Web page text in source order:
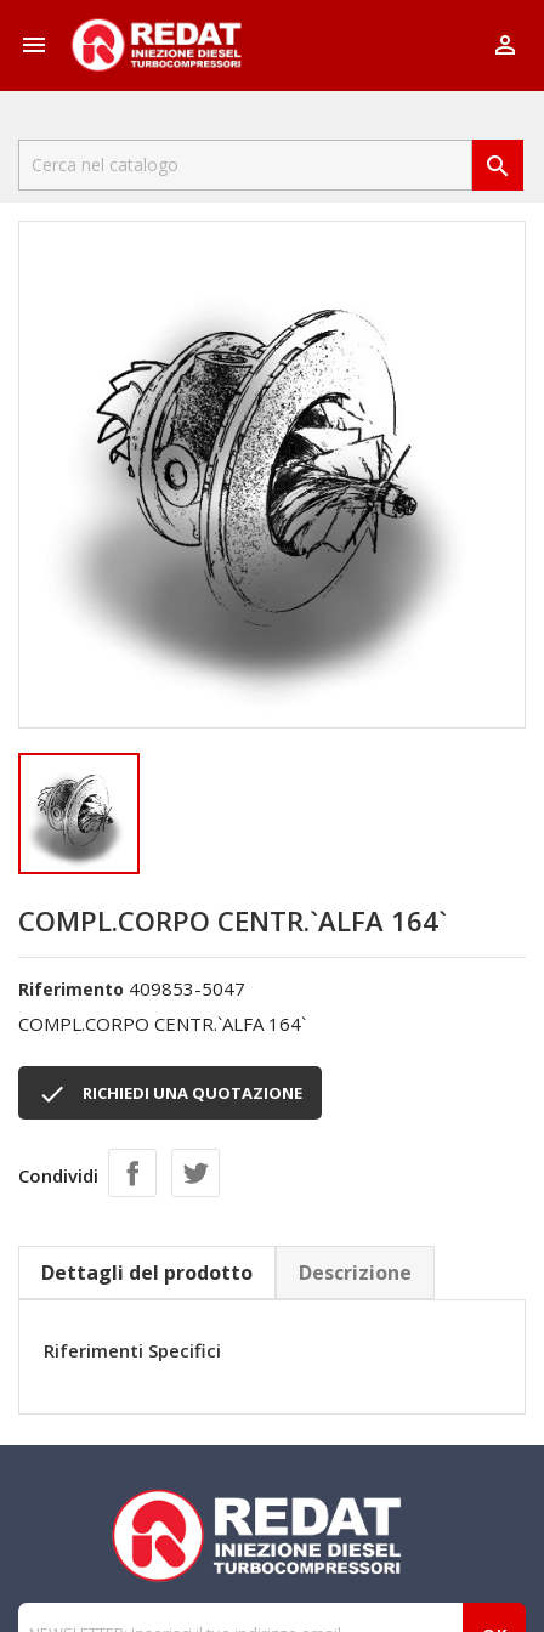
 

COMPL.CORPO CENTR.`ALFA 164`
Riferimento 409853-5047
COMPL.CORPO CENTR.`ALFA 164`
 RICHIEDI UNA QUOTAZIONE
Condividi
Dettagli del prodotto Descrizione
Riferimenti Specifici